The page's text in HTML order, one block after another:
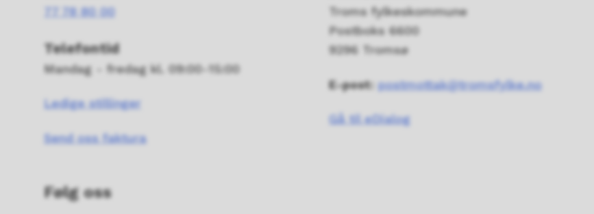
77 78 80 00
Telefontid
Mandag - fredag kl. 09:00-15:00
Ledige stillinger
Send oss faktura
Troms fylkeskommune
Postboks 6600
9296 Tromsø
E-post: postmottak@tromsfylke.no
Gå til eDialog
Følg oss